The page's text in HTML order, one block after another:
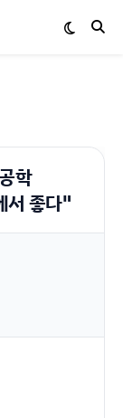
학
서 좋다"